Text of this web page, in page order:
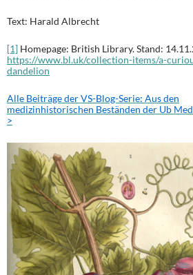
Text: Harald Albrecht
[1] Homepage: British Library. Stand:
https://www.bl.uk/collection-items/a-
dandelion
Alle Beiträge der VS-Blog-Serie: Aus den
medizinhistorischen Beständen der Ub
>